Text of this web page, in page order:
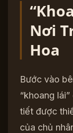
Nơi
Hoa
Bước vào
“khoang
tiết được
của chủ